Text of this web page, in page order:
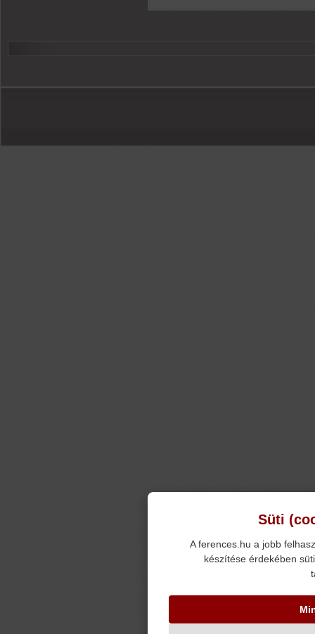
Süti
A ferences.hu a jobb
készítése érdekében